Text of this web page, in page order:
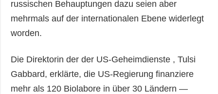
russischen Behauptungen dazu seien aber
mehrmals auf der internationalen Ebene widerlegt
worden.
Die Direktorin der der US-Geheimdienste , Tulsi
Gabbard, erklärte, die US-Regierung finanziere
mehr als 120 Biolabore in über 30 Ländern —